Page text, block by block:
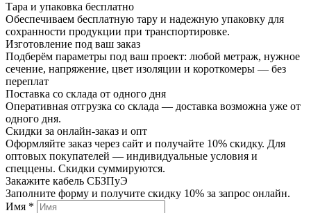
Тара и упаковка бесплатно
Обеспечиваем бесплатную тару и надежную упаковку для
сохранности продукции при транспортировке.
Изготовление под ваш заказ
Подберём параметры под ваш проект: любой метраж, нужное
сечение, напряжение, цвет изоляции и короткомеры — без
переплат
Поставка со склада от одного дня
Оперативная отгрузка со склада — доставка возможна уже от
одного дня.
Скидки за онлайн-заказ и опт
Оформляйте заказ через сайт и получайте 10% скидку. Для
оптовых покупателей — индивидуальные условия и
спеццены. Скидки суммируются.
Закажите кабель СБЗПуЭ
Заполните форму и получите скидку 10% за запрос онлайн.
Имя *